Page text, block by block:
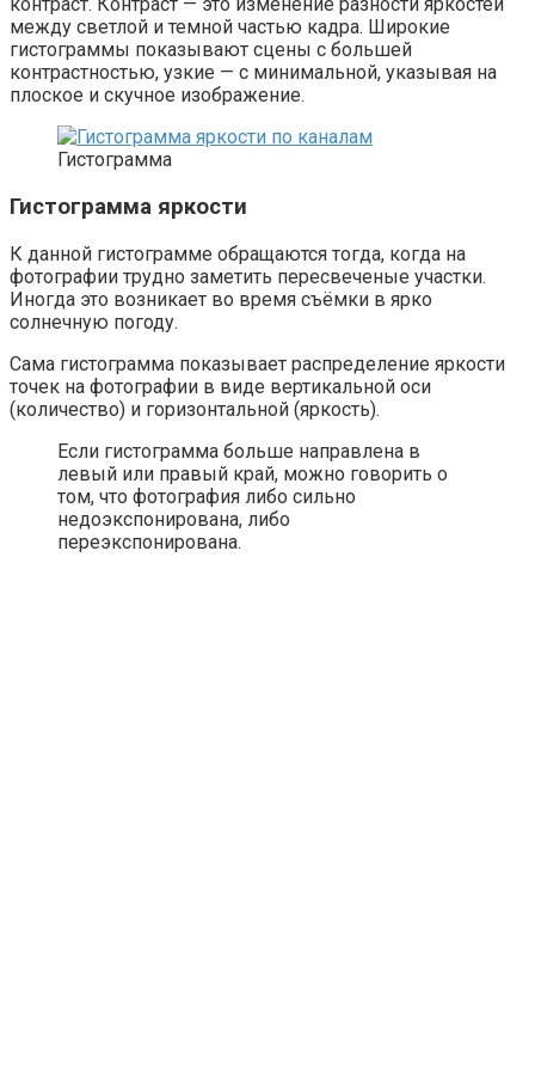
между светлой и темной частью кадра. Широкие
гистограммы показывают сцены с большей
контрастностью, узкие — с минимальной, указывая на
плоское и скучное изображение.
Гистограмма
Гистограмма яркости
К данной гистограмме обращаются тогда, когда на
фотографии трудно заметить пересвеченые участки.
Иногда это возникает во время съёмки в ярко
солнечную погоду.
Сама гистограмма показывает распределение яркости
точек на фотографии в виде вертикальной оси
(количество) и горизонтальной (яркость).
Если гистограмма больше направлена в
левый или правый край, можно говорить о
том, что фотография либо сильно
недоэкспонирована, либо
переэкспонирована.